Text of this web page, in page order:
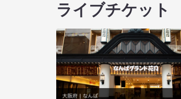
ライブチケット